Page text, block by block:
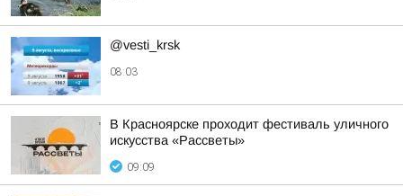
@vesti_krsk
08:03
В Красноярске проходит фестиваль уличного
искусства «Рассветы»
09:09